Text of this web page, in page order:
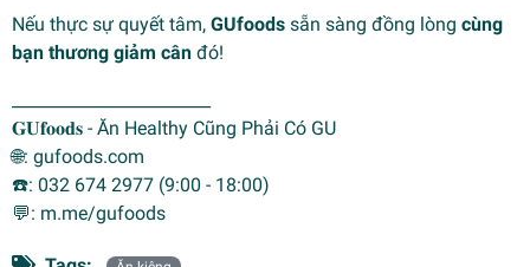
Nếu thực sự quyết tâm, GUfoods sẵn sàng đồng lòng cùng
bạn thương giảm cân đó!
𝐆𝐔𝐟𝐨𝐨𝐝𝐬 - Ăn Healthy Cũng Phải Có GU
🌐: gufoods.com
☎️: 032 674 2977 (9:00 - 18:00)
💬: m.me/gufoods